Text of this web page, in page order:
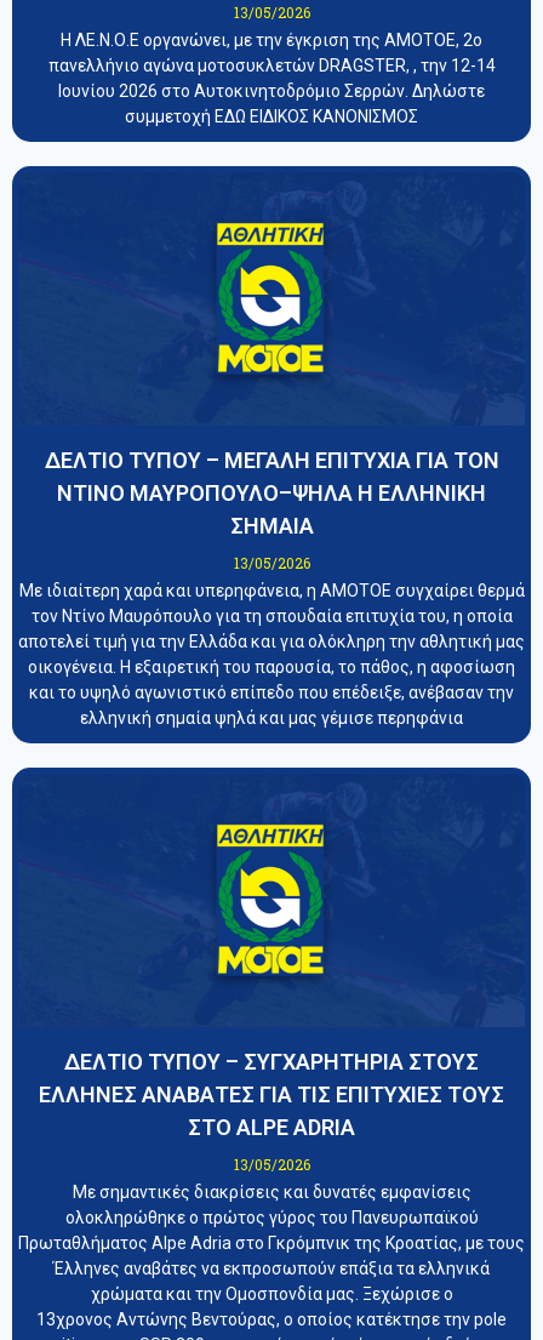
13/05/2026
Η ΛΕ.Ν.Ο.Ε οργανώνει, με την έγκριση της ΑΜΟΤΟΕ, 2ο
πανελλήνιο αγώνα μοτοσυκλετών DRAGSTER, , την 12-14
Ιουνίου 2026 στο Αυτοκινητοδρόμιο Σερρών. Δηλώστε
συμμετοχή ΕΔΩ ΕΙΔΙΚΟΣ ΚΑΝΟΝΙΣΜΟΣ
ΔΕΛΤΙΟ ΤΥΠΟΥ – ΜΕΓΑΛΗ ΕΠΙΤΥΧΙΑ ΓΙΑ ΤΟΝ
ΝΤΙΝΟ ΜΑΥΡΟΠΟΥΛΟ–ΨΗΛΑ Η ΕΛΛΗΝΙΚΗ
ΣΗΜΑΙΑ
13/05/2026
Με ιδιαίτερη χαρά και υπερηφάνεια, η ΑΜΟΤΟΕ συγχαίρει θερμά
τον Ντίνο Μαυρόπουλο για τη σπουδαία επιτυχία του, η οποία
αποτελεί τιμή για την Ελλάδα και για ολόκληρη την αθλητική μας
οικογένεια. Η εξαιρετική του παρουσία, το πάθος, η αφοσίωση
και το υψηλό αγωνιστικό επίπεδο που επέδειξε, ανέβασαν την
ελληνική σημαία ψηλά και μας γέμισε περηφάνια
ΔΕΛΤΙΟ ΤΥΠΟΥ – ΣΥΓΧΑΡΗΤΗΡΙΑ ΣΤΟΥΣ
ΕΛΛΗΝΕΣ ΑΝΑΒΑΤΕΣ ΓΙΑ ΤΙΣ ΕΠΙΤΥΧΙΕΣ ΤΟΥΣ
ΣΤΟ ALPE ADRIA
13/05/2026
Με σημαντικές διακρίσεις και δυνατές εμφανίσεις
ολοκληρώθηκε ο πρώτος γύρος του Πανευρωπαϊκού
Πρωταθλήματος Alpe Adria στο Γκρόμπνικ της Κροατίας, με τους
Έλληνες αναβάτες να εκπροσωπούν επάξια τα ελληνικά
χρώματα και την Ομοσπονδία μας. Ξεχώρισε ο
13χρονος Αντώνης Βεντούρας, ο οποίος κατέκτησε την pole